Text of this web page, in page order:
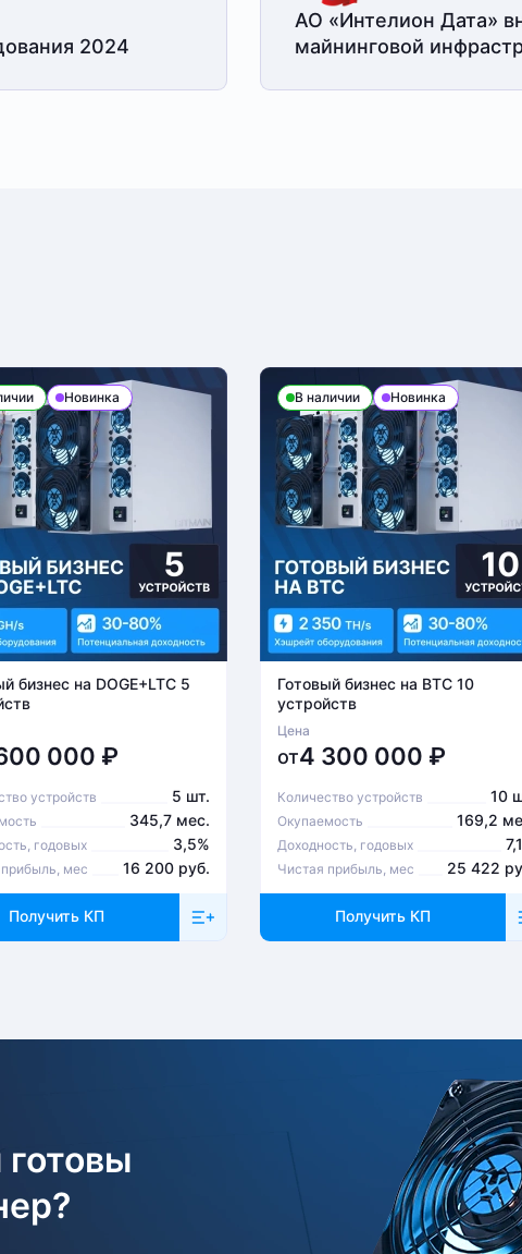
с менеджером, который оформлял
Компании после проверки оборудования
2024
АО «Интелион Дата»
майнинговой
Новинка
бизнес на DOGE+LTC 5
000 ₽
устройств 5 шт.
345,7 мес.
годовых 3,5%
мес 16 200 руб.
Получить КП
В наличии Новинка
Готовый бизнес на BTC 10
устройств
Цена
от4 300 000 ₽
Количество устройств 10
Окупаемость 169,2
Доходность, годовых
Чистая прибыль, мес 25 422
Получить КП